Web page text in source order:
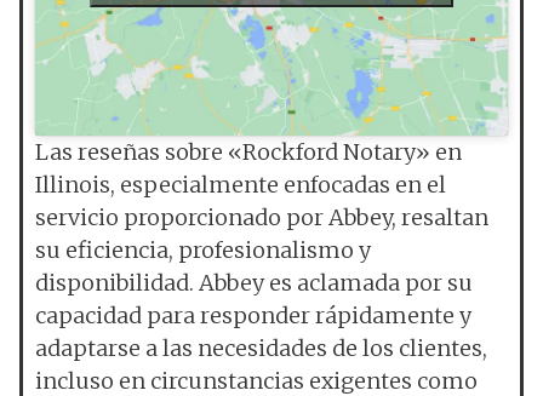
Las reseñas sobre «Rockford Notary» en
Illinois, especialmente enfocadas en el
servicio proporcionado por Abbey, resaltan
su eficiencia, profesionalismo y
disponibilidad. Abbey es aclamada por su
capacidad para responder rápidamente y
adaptarse a las necesidades de los clientes,
incluso en circunstancias exigentes como